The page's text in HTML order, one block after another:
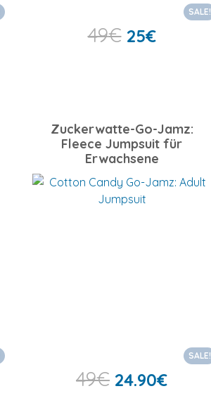
SALE!
49€ 25€
Zuckerwatte-Go-Jamz:
Fleece Jumpsuit für
Erwachsene
SALE!
49€ 24.90€